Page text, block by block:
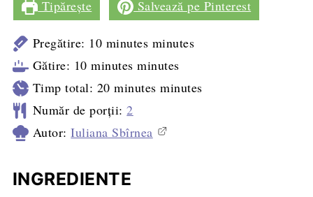
Tipărește Salvează pe Pinterest
Pregătire: 10 minutes minutes
Gătire: 10 minutes minutes
Timp total: 20 minutes minutes
Număr de porții:2
Autor:Iuliana Sbîrnea
INGREDIENTE